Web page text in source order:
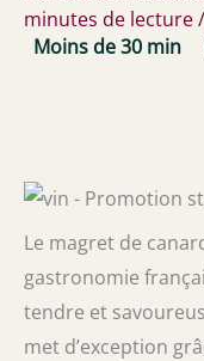
minutes de lecture/
Moins de 30 min
Le magret de
gastronomie
tendre et
met d’exception